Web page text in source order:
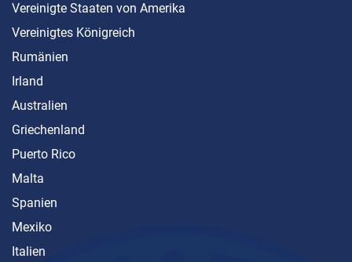
Vereinigte Staaten von Amerika
Vereinigtes Königreich
Rumänien
Irland
Australien
Griechenland
Puerto Rico
Malta
Spanien
Mexiko
Italien